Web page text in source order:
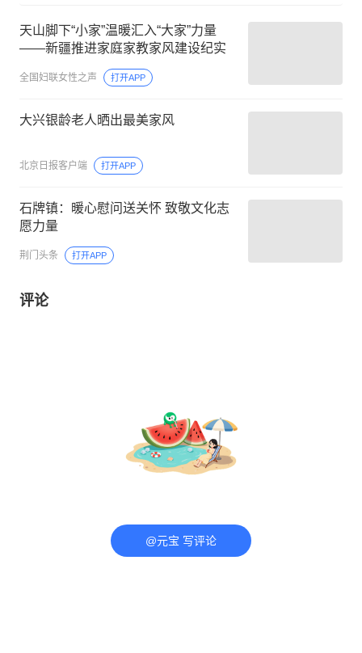
天山脚下“小家”温暖汇入“大家”力量
——新疆推进家庭家教家风建设纪实
全国妇联女性之声 打开APP
大兴银龄老人晒出最美家风
北京日报客户端 打开APP
石牌镇：暖心慰问送关怀 致敬文化志
愿力量
荆门头条 打开APP
评论
@元宝 写评论